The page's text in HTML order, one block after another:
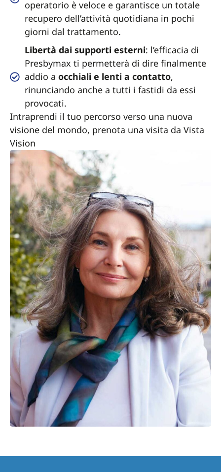
operatorio è veloce e garantisce un totale
recupero dell’attività quotidiana in pochi
giorni dal trattamento.
Libertà dai supporti esterni: l’efficacia di
Presbymax ti permetterà di dire finalmente
addio a occhiali e lenti a contatto,
rinunciando anche a tutti i fastidi da essi
provocati.
Intraprendi il tuo percorso verso una nuova
visione del mondo, prenota una visita da Vista
Vision